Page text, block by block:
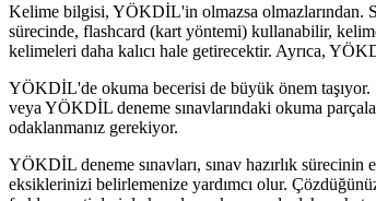
Kelime bilgisi, YÖKDİL'in olmazsa olmazlarından.
sürecinde, flashcard (kart yöntemi) kullanabilir,
kelimeleri daha kalıcı hale getirecektir. Ayrıca,
YÖKDİL'de okuma becerisi de büyük önem taşıyor.
veya YÖKDİL deneme sınavlarındaki okuma
odaklanmanız gerekiyor.
YÖKDİL deneme sınavları, sınav hazırlık
eksiklerinizi belirlemenize yardımcı olur.